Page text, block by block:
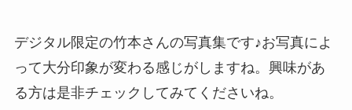
デジタル限定の竹本さんの写真集です♪お写真によ
って大分印象が変わる感じがしますね。興味があ
る方は是非チェックしてみてくださいね。